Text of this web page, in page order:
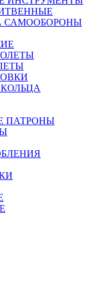
САМООБОРОНЫ
ПАТРОНЫ